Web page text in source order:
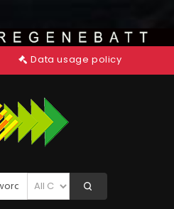
Data usage policy